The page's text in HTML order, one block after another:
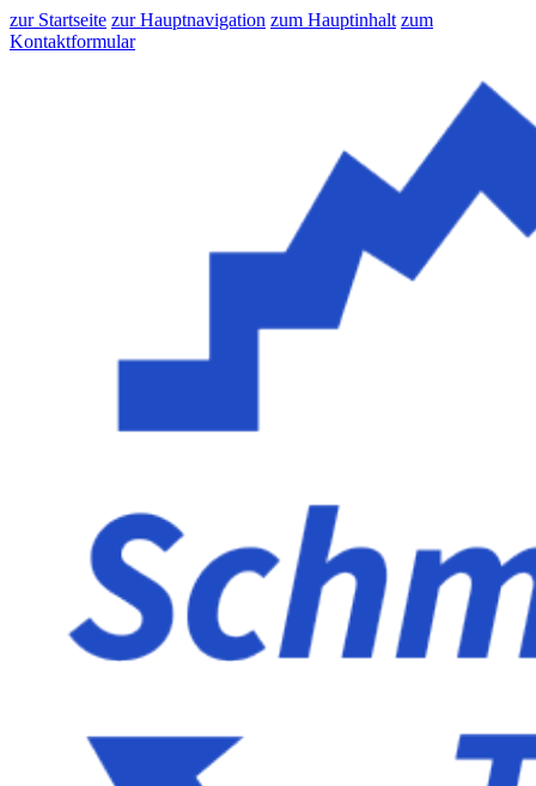
zur Startseite zur Hauptnavigation zum Hauptinhalt zum
Kontaktformular